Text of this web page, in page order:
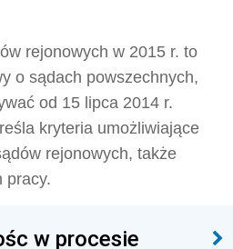
rejonowych w 2015 r. to
o sądach powszechnych,
od 15 lipca 2014 r.
kryteria umożliwiające
rejonowych, także
pracy.
w procesie